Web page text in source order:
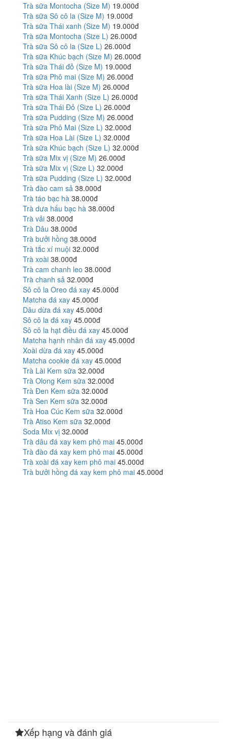
Trà sữa Montocha (Size M) 19.000đ
Trà sữa Sô cô la (Size M) 19.000đ
Trà sữa Thái xanh (Size M) 19.000đ
Trà sữa Montocha (Size L) 26.000đ
Trà sữa Sô cô la (Size L) 26.000đ
Trà sữa Khúc bạch (Size M) 26.000đ
Trà sữa Thái đỏ (Size M) 19.000đ
Trà sữa Phô mai (Size M) 26.000đ
Trà sữa Hoa lài (Size M) 26.000đ
Trà sữa Thái Xanh (Size L) 26.000đ
Trà sữa Thái Đỏ (Size L) 26.000đ
Trà sữa Pudding (Size M) 26.000đ
Trà sữa Phô Mai (Size L) 32.000đ
Trà sữa Hoa Lài (Size L) 32.000đ
Trà sữa Khúc bạch (Size L) 32.000đ
Trà sữa Mix vị (Size M) 26.000đ
Trà sữa Mix vị (Size L) 32.000đ
Trà sữa Pudding (Size L) 32.000đ
Trà đào cam sả 38.000đ
Trà táo bạc hà 38.000đ
Trà dưa hấu bạc hà 38.000đ
Trà vải 38.000đ
Trà Dâu 38.000đ
Trà bưởi hồng 38.000đ
Trà tắc xí muội 32.000đ
Trà xoài 38.000đ
Trà cam chanh leo 38.000đ
Trà chanh sả 32.000đ
Sô cô la Oreo đá xay 45.000đ
Matcha đá xay 45.000đ
Dâu dừa đá xay 45.000đ
Sô cô la đá xay 45.000đ
Sô cô la hạt điều đá xay 45.000đ
Matcha hạnh nhân đá xay 45.000đ
Xoài dừa đá xay 45.000đ
Matcha cookie đá xay 45.000đ
Trà Lài Kem sữa 32.000đ
Trà Olong Kem sữa 32.000đ
Trà Đen Kem sữa 32.000đ
Trà Sen Kem sữa 32.000đ
Trà Hoa Cúc Kem sữa 32.000đ
Trà Atiso Kem sữa 32.000đ
Soda Mix vị 32.000đ
Trà dâu đá xay kem phô mai 45.000đ
Trà đào đá xay kem phô mai 45.000đ
Trà xoài đá xay kem phô mai 45.000đ
Trà bưởi hồng đá xay kem phô mai 45.000đ
Xếp hạng và đánh giá